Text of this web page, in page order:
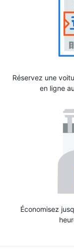
Réservez une
en ligne
Économisez